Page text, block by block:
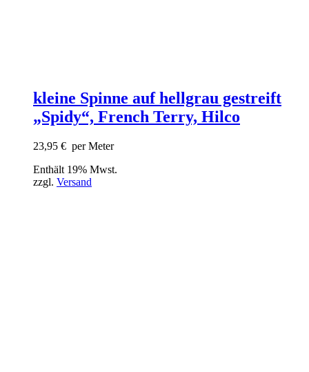
kleine Spinne auf hellgrau gestreift
„Spidy“, French Terry, Hilco
23,95 € per Meter
Enthält 19% Mwst.
zzgl. Versand